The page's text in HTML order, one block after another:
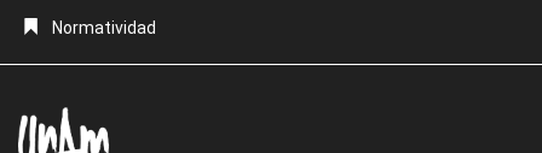
Normatividad